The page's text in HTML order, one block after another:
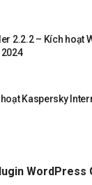
2.2.2 – Kích hoạt
Kaspersky
WordPress